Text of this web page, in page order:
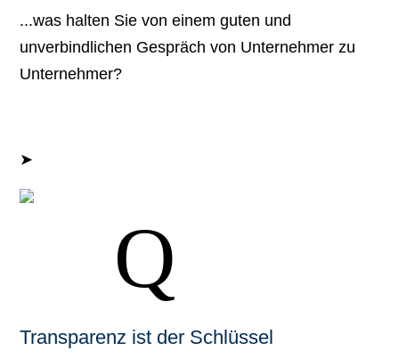
...was halten Sie von einem guten und
unverbindlichen Gespräch von Unternehmer zu
Unternehmer?
➤
Q
Transparenz ist der Schlüssel